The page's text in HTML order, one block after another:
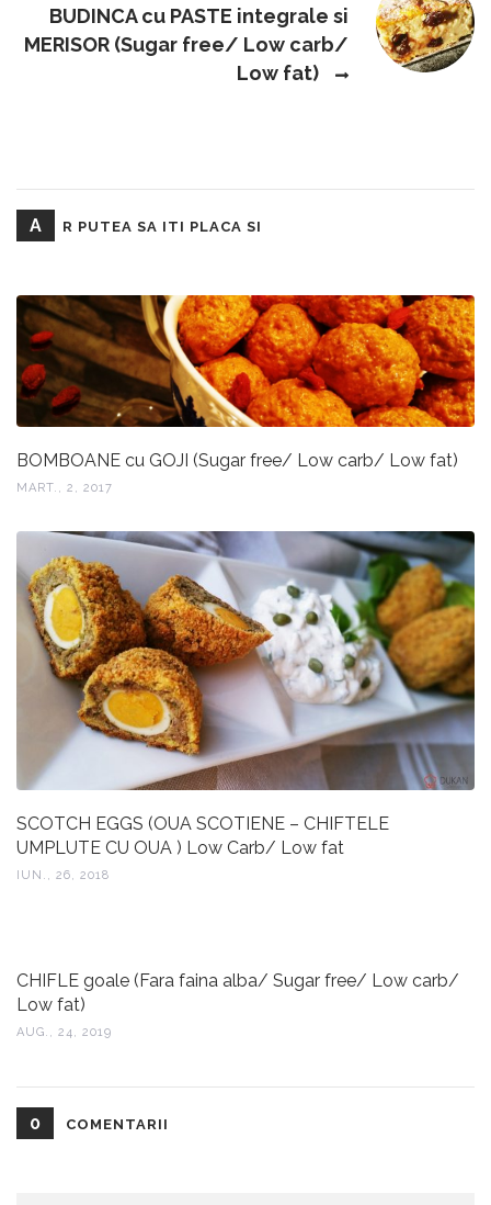
BUDINCA cu PASTE integrale si
MERISOR (Sugar free/ Low carb/
Low fat)
A R PUTEA SA ITI PLACA SI
BOMBOANE cu GOJI (Sugar free/ Low carb/ Low fat)
MART., 2, 2017
SCOTCH EGGS (OUA SCOTIENE – CHIFTELE
UMPLUTE CU OUA ) Low Carb/ Low fat
IUN., 26, 2018
CHIFLE goale (Fara faina alba/ Sugar free/ Low carb/
Low fat)
AUG., 24, 2019
0 COMENTARII